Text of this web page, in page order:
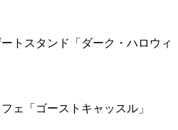
トスタンド「ダーク・ハロウィ
ェ「ゴーストキャッスル」